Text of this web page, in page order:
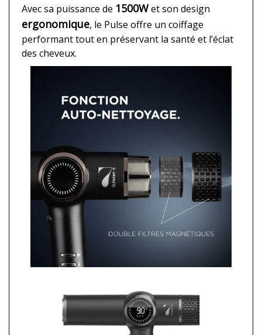
Avec sa puissance de 1500Wet son design
ergonomique, le Pulse offre un coiffage
performant tout en préservant la santé et l’éclat
des cheveux.